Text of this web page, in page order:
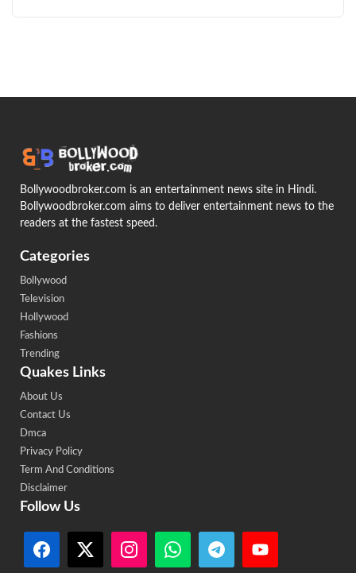
Bollywoodbroker.com is an entertainment news site in Hindi.
Bollywoodbroker.com aims to deliver entertainment news to the
readers at the fastest speed.
Categories
Bollywood
Television
Hollywood
Fashions
Trending
Quakes Links
About Us
Contact Us
Dmca
Privacy Policy
Term And Conditions
Disclaimer
Follow Us